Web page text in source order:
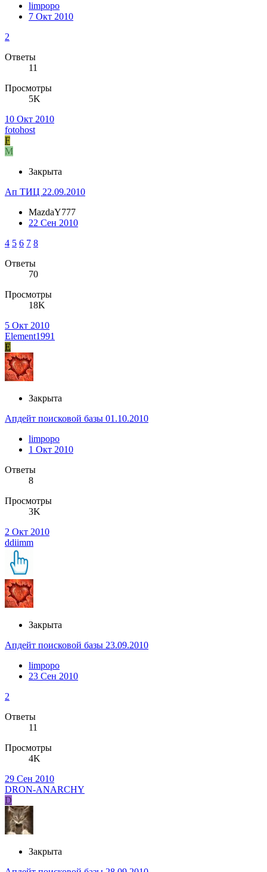
limpopo
7 Окт 2010
2
Ответы
11
Просмотры
5K
10 Окт 2010
fotohost
F
M
Закрыта
Ап ТИЦ 22.09.2010
MazdaY777
22 Сен 2010
4 5 6 7 8
Ответы
70
Просмотры
18K
5 Окт 2010
Element1991
E
Закрыта
Апдейт поисковой базы 01.10.2010
limpopo
1 Окт 2010
Ответы
8
Просмотры
3K
2 Окт 2010
ddiimm
Закрыта
Апдейт поисковой базы 23.09.2010
limpopo
23 Сен 2010
2
Ответы
11
Просмотры
4K
29 Сен 2010
DRON-ANARCHY
D
Закрыта